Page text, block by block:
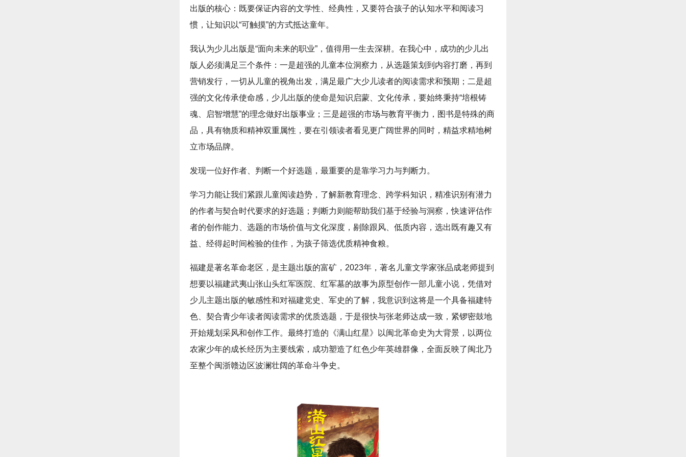
出版的核心：既要保证内容的文学性、经典性，又要符合孩子的认知水平和阅读习
惯，让知识以“可触摸”的方式抵达童年。
我认为少儿出版是“面向未来的职业”，值得用一生去深耕。在我心中，成功的少儿出
版人必须满足三个条件：一是超强的儿童本位洞察力，从选题策划到内容打磨，再到
营销发行，一切从儿童的视角出发，满足最广大少儿读者的阅读需求和预期；二是超
强的文化传承使命感，少儿出版的使命是知识启蒙、文化传承，要始终秉持“培根铸
魂、启智增慧”的理念做好出版事业；三是超强的市场与教育平衡力，图书是特殊的商
品，具有物质和精神双重属性，要在引领读者看见更广阔世界的同时，精益求精地树
立市场品牌。
发现一位好作者、判断一个好选题，最重要的是靠学习力与判断力。
学习力能让我们紧跟儿童阅读趋势，了解新教育理念、跨学科知识，精准识别有潜力
的作者与契合时代要求的好选题；判断力则能帮助我们基于经验与洞察，快速评估作
者的创作能力、选题的市场价值与文化深度，剔除跟风、低质内容，选出既有趣又有
益、经得起时间检验的佳作，为孩子筛选优质精神食粮。
福建是著名革命老区，是主题出版的富矿，2023年，著名儿童文学家张品成老师提到
想要以福建武夷山张山头红军医院、红军墓的故事为原型创作一部儿童小说，凭借对
少儿主题出版的敏感性和对福建党史、军史的了解，我意识到这将是一个具备福建特
色、契合青少年读者阅读需求的优质选题，于是很快与张老师达成一致，紧锣密鼓地
开始规划采风和创作工作。最终打造的《满山红星》以闽北革命史为大背景，以两位
农家少年的成长经历为主要线索，成功塑造了红色少年英雄群像，全面反映了闽北乃
至整个闽浙赣边区波澜壮阔的革命斗争史。